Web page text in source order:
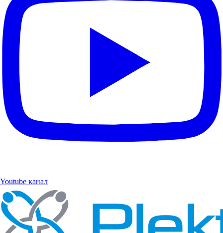
Youtube канал